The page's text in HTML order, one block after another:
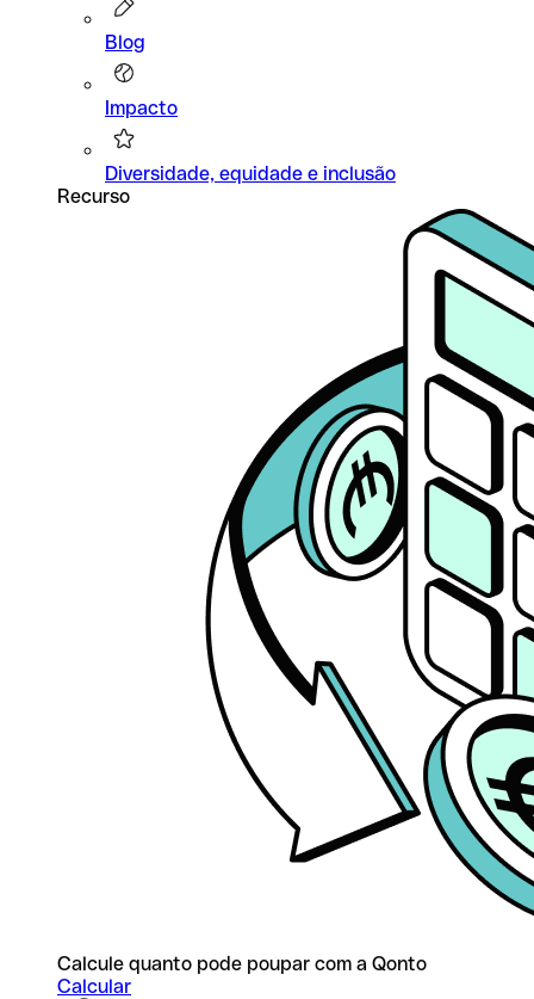
Blog
Impacto
Diversidade, equidade e inclusão
Recurso
Calcule quanto pode poupar com a Qonto
Calcular